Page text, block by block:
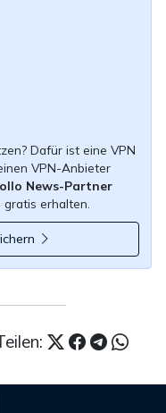
Dafür ist eine VPN
VPN-Anbieter
News-Partner
erhalten.